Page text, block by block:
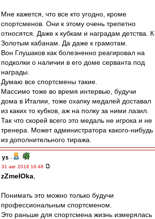
Мне кажется, что все кто угодно, кроме
спортсменов. Они к этому очень трепетно
относятся. Даже к кубкам и наградам детства. К
Золотым кабанам. Да даже к грамотам.
Вон Глушаков как болезненно реагировал на
подколки о наличии в его доме серванта под
награды.
Думаю все спортсмены такие.
Массимо тоже во время интервью, будучи
дома в Италии, тоже охапку медалей доставал
из каких то кубков, аж на полку за ними лазил.
Так что скорей всего это медаль не игрока и не
тренера. Может администратора какого-нибудь
из дополнительного тиража.
ys -
31 авг 2018 16:48
zZmeIOka
Понимать это можно только будучи
профессиональным спортсменом.
Это раньше для спортсмена жизнь измерялась